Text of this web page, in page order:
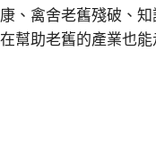
、禽舍老舊殘破、
幫助老舊的產業也能